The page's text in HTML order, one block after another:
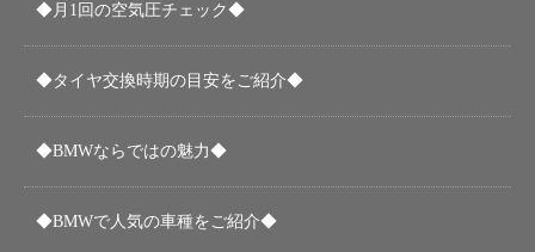
◆月1回の空気圧チェック◆
◆タイヤ交換時期の目安をご紹介◆
◆BMWならではの魅力◆
◆BMWで人気の車種をご紹介◆